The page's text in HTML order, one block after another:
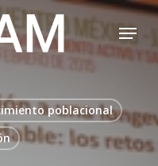
Menu
poblacional
Close
Menu